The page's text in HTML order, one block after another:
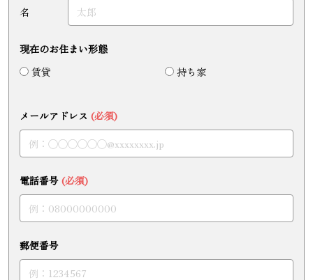
名
現在のお住まい形態
賃貸
持ち家
メールアドレス (必須)
電話番号 (必須)
郵便番号